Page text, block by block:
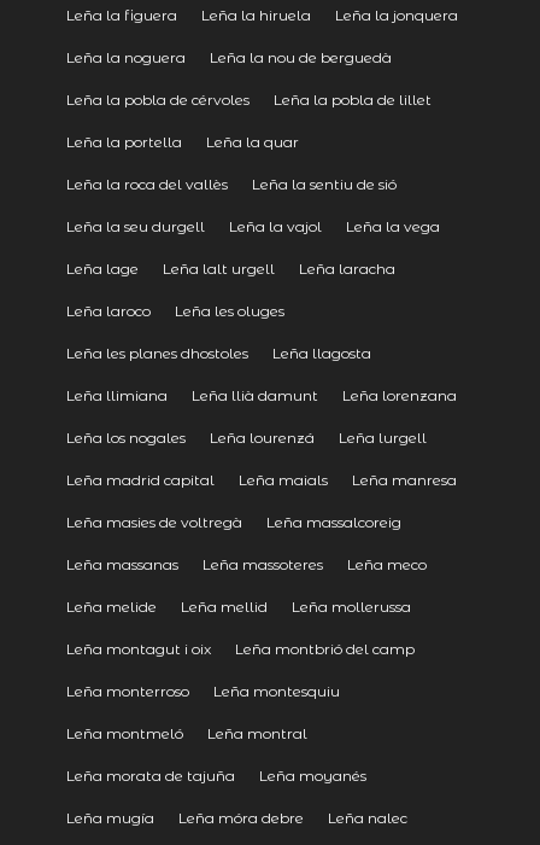
Leña la figuera Leña la hiruela Leña la jonquera
Leña la noguera Leña la nou de berguedà
Leña la pobla de cérvoles Leña la pobla de lillet
Leña la portella Leña la quar
Leña la roca del vallès Leña la sentiu de sió
Leña la seu durgell Leña la vajol Leña la vega
Leña lage Leña lalt urgell Leña laracha
Leña laroco Leña les oluges
Leña les planes dhostoles Leña llagosta
Leña llimiana Leña llià damunt Leña lorenzana
Leña los nogales Leña lourenzá Leña lurgell
Leña madrid capital Leña maials Leña manresa
Leña masies de voltregà Leña massalcoreig
Leña massanas Leña massoteres Leña meco
Leña melide Leña mellid Leña mollerussa
Leña montagut i oix Leña montbrió del camp
Leña monterroso Leña montesquiu
Leña montmeló Leña montral
Leña morata de tajuña Leña moyanés
Leña mugía Leña móra debre Leña nalec